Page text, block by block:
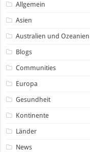
Allgemein
Asien
Australien und Ozeanien
Blogs
Communities
Europa
Gesundheit
Kontinente
Länder
News